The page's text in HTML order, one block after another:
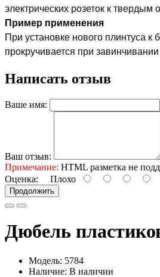
электрических розеток к твердым
Пример применения
При установке нового плинтуса
прокручивается при
Написать отзыв
Ваше имя:
Ваш отзыв:
Примечание: HTML разметка не
Оценка: Плохо
Продолжить
Дюбель
Модель: 5784
Наличие: В наличии